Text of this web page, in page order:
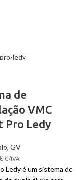
de
VMC
Pro Ledy
, GV
€ C/IVA
Ledy é um sistema de